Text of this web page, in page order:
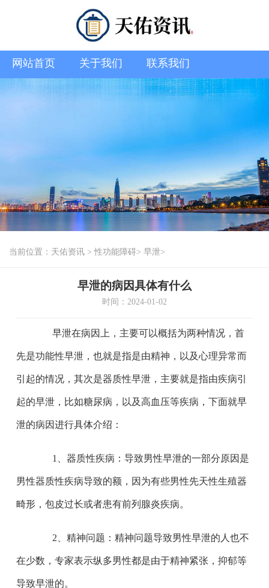
网站首页 关于我们 联系我们
当前位置： 天佑资讯> 性功能障碍> 早泄>
早泄的病因具体有什么
时间：2024-01-02
早泄在病因上，主要可以概括为两种情况，首
先是功能性早泄，也就是指是由精神，以及心理异常而
引起的情况，其次是器质性早泄，主要就是指由疾病引
起的早泄，比如糖尿病，以及高血压等疾病，下面就早
泄的病因进行具体介绍：
1、器质性疾病：导致男性早泄的一部分原因是
男性器质性疾病导致的额，因为有些男性先天性生殖器
畸形，包皮过长或者患有前列腺炎疾病。
2、精神问题：精神问题导致男性早泄的人也不
在少数，专家表示纵多男性都是由于精神紧张，抑郁等
导致早泄的。